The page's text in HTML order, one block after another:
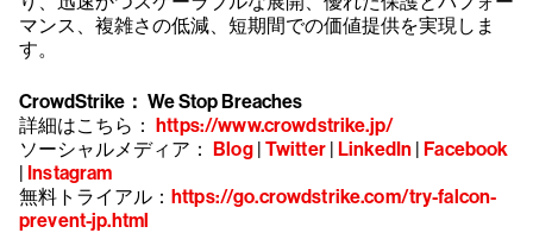
マンス、複雑さの低減、短期間での価値提供を実現しま
す。
CrowdStrike： We Stop Breaches
詳細はこちら： https://www.crowdstrike.jp/
ソーシャルメディア： Blog| Twitter| LinkedIn | Facebook
| Instagram
無料トライアル： https://go.crowdstrike.com/try-falcon-
prevent-jp.html